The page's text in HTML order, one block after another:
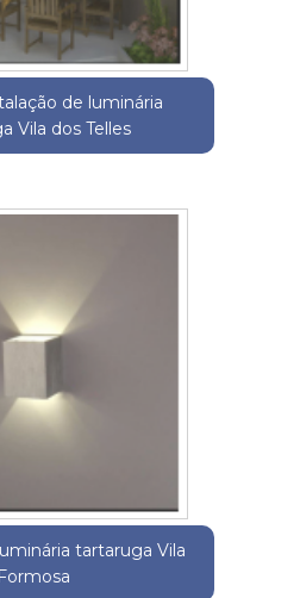
de luminária
Vila dos Telles
tartaruga Vila
Formosa